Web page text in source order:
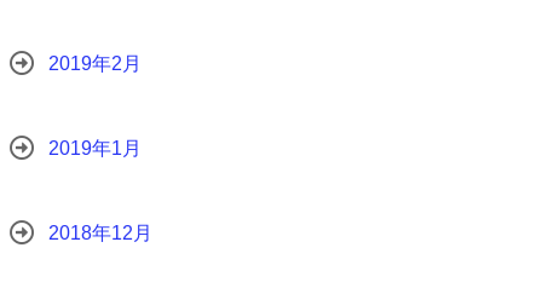
2019年2月
2019年1月
2018年12月